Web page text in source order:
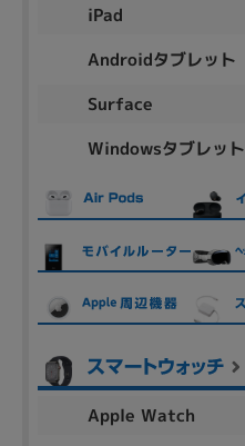
iPad
Androidタブレット
Surface
Windowsタブレット
Apple Watch
商品の搭載機能による絞り込み
Webカメラ内蔵
ランク
商品状態の絞り込み
新品/未使用 中古 新品